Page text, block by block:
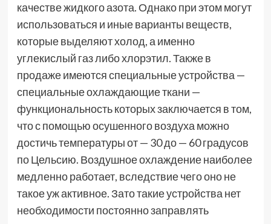
качестве жидкого азота. Однако при этом могут
использоваться и иные варианты веществ,
которые выделяют холод, а именно
углекислый газ либо хлорэтил. Также в
продаже имеются специальные устройства —
специальные охлаждающие ткани —
функциональность которых заключается в том,
что с помощью осушенного воздуха можно
достичь температуры от — 30 до — 60 градусов
по Цельсию. Воздушное охлаждение наиболее
медленно работает, вследствие чего оно не
такое уж активное. Зато такие устройства нет
необходимости постоянно заправлять